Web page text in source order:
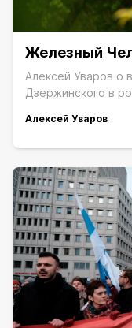
Железный
Алексей Уваров о
Дзержинского в
Алексей Уваров